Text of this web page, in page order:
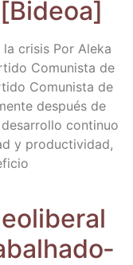
cri­sis Por Ale­ka
Comu­nis­ta de
Comu­nis­ta de
des­pués de
con­ti­nuo
y pro­duc­ti­vi­dad,